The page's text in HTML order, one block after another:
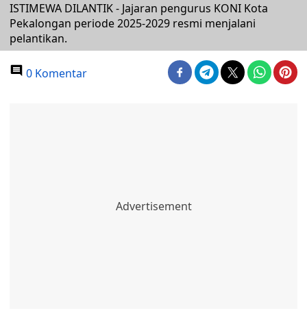
ISTIMEWA DILANTIK - Jajaran pengurus KONI Kota
Pekalongan periode 2025-2029 resmi menjalani
pelantikan.
0 Komentar